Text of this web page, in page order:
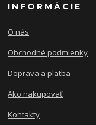
INFORMÁCIE
O nás
Obchodné podmienky
Doprava a platba
Ako nakupovať
Kontakty